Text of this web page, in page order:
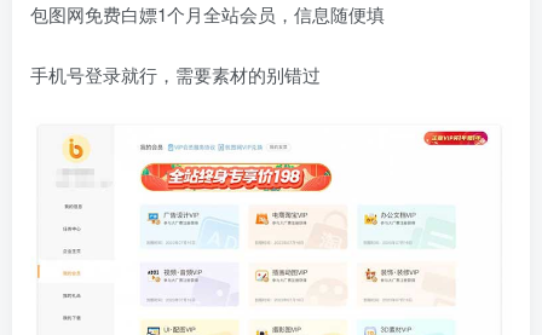
包图网免费白嫖1个月全站会员，信息随便填
手机号登录就行，需要素材的别错过